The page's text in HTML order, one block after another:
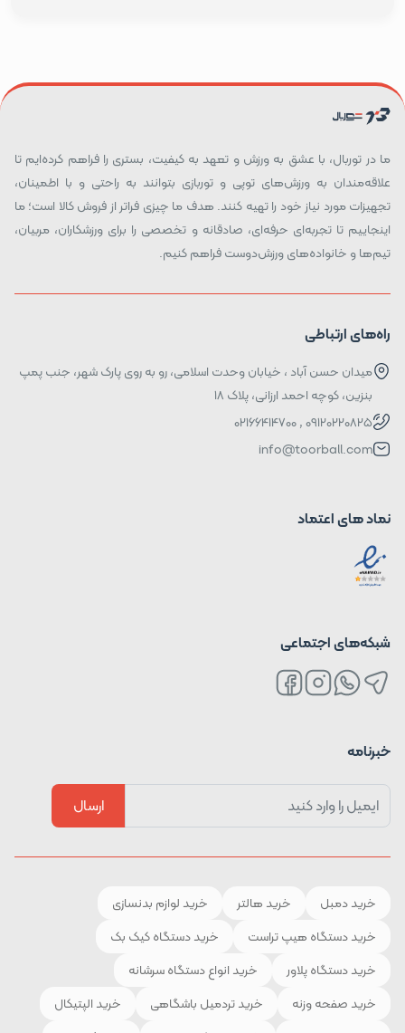
ما در توربال، با عشق به ورزش و تعهد به کیفیت، بستری را فراهم کرده‌ایم تا
علاقه‌مندان به ورزش‌های توپی و توربازی بتوانند به راحتی و با اطمینان،
تجهیزات مورد نیاز خود را تهیه کنند. هدف ما چیزی فراتر از فروش کالا است؛ ما
اینجاییم تا تجربه‌ای حرفه‌ای، صادقانه و تخصصی را برای ورزشکاران، مربیان،
تیم‌ها و خانواده‌های ورزش‌دوست فراهم کنیم.
راه‌های ارتباطی
میدان حسن آباد ، خیابان وحدت اسلامی، رو به روی پارک شهر، جنب پمپ
بنزین، کوچه احمد ارزانی، پلاک ۱۸
09120220825 , 02166414700
info@toorball.com
نماد های اعتماد
شبکه‌های اجتماعی
خبرنامه
ارسال
خرید دمبل خرید هالتر
خرید لوازم بدنسازی
خرید دستگاه هیپ تراست
خرید دستگاه کیک بک
خرید دستگاه پلاور
خرید انواع دستگاه سرشانه
خرید صفحه وزنه
خرید تردمیل باشگاهی
خرید الپتیکال